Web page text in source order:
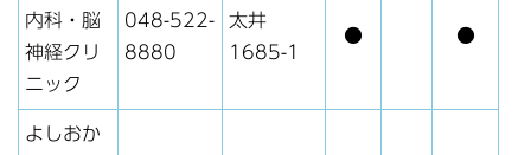
内科・脳
神経クリ
ニック
048-522-
8880
太井
1685-1
● ●
よしおか